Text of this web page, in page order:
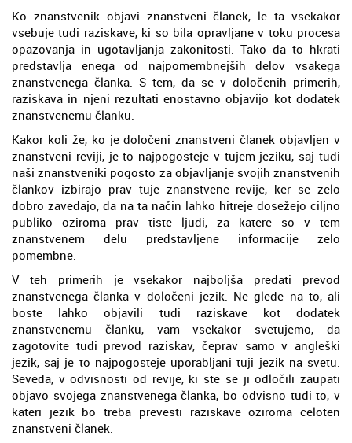
Ko znanstvenik objavi znanstveni članek, le ta vsekakor
vsebuje tudi raziskave, ki so bila opravljane v toku procesa
opazovanja in ugotavljanja zakonitosti. Tako da to hkrati
predstavlja enega od najpomembnejših delov vsakega
znanstvenega članka. S tem, da se v določenih primerih,
raziskava in njeni rezultati enostavno objavijo kot dodatek
znanstvenemu članku.
Kakor koli že, ko je določeni znanstveni članek objavljen v
znanstveni reviji, je to najpogosteje v tujem jeziku, saj tudi
naši znanstveniki pogosto za objavljanje svojih znanstvenih
člankov izbirajo prav tuje znanstvene revije, ker se zelo
dobro zavedajo, da na ta način lahko hitreje dosežejo ciljno
publiko oziroma prav tiste ljudi, za katere so v tem
znanstvenem delu predstavljene informacije zelo
pomembne.
V teh primerih je vsekakor najboljša predati prevod
znanstvenega članka v določeni jezik. Ne glede na to, ali
boste lahko objavili tudi raziskave kot dodatek
znanstvenemu članku, vam vsekakor svetujemo, da
zagotovite tudi prevod raziskav, čeprav samo v angleški
jezik, saj je to najpogosteje uporabljani tuji jezik na svetu.
Seveda, v odvisnosti od revije, ki ste se ji odločili zaupati
objavo svojega znanstvenega članka, bo odvisno tudi to, v
kateri jezik bo treba prevesti raziskave oziroma celoten
znanstveni članek.